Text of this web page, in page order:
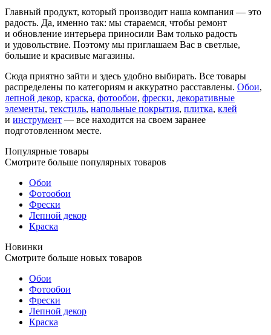
Главный продукт, который производит наша компания — это
радость. Да, именно так: мы стараемся, чтобы ремонт
и обновление интерьера приносили Вам только радость
и удовольствие. Поэтому мы приглашаем Вас в светлые,
большие и красивые магазины.
Сюда приятно зайти и здесь удобно выбирать. Все товары
распределены по категориям и аккуратно расставлены. Обои,
лепной декор, краска, фотообои, фрески, декоративные
элементы, текстиль, напольные покрытия, плитка, клей
и инструмент — все находится на своем заранее
подготовленном месте.
Популярные товары
Смотрите больше популярных товаров
Обои
Фотообои
Фрески
Лепной декор
Краска
Новинки
Смотрите больше новых товаров
Обои
Фотообои
Фрески
Лепной декор
Краска